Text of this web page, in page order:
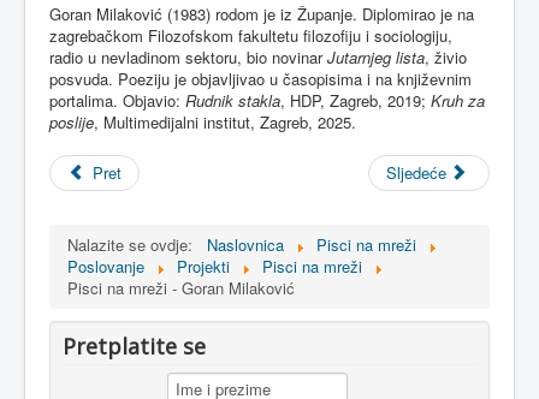
Goran Milaković (1983) rodom je iz Županje. Diplomirao je na
zagrebačkom Filozofskom fakultetu filozofiju i sociologiju,
radio u nevladinom sektoru, bio novinarJutarnjeg lista, živio
posvuda. Poeziju je objavljivao u časopisima i na književnim
portalima. Objavio: Rudnik stakla, HDP, Zagreb, 2019; Kruh za
poslije, Multimedijalni institut, Zagreb, 2025.
Pret Sljedeće
Nalazite se ovdje: Naslovnica
Pisci na mreži
Poslovanje
Projekti
Pisci na mreži
Pisci na mreži - Goran Milaković
Pretplatite se